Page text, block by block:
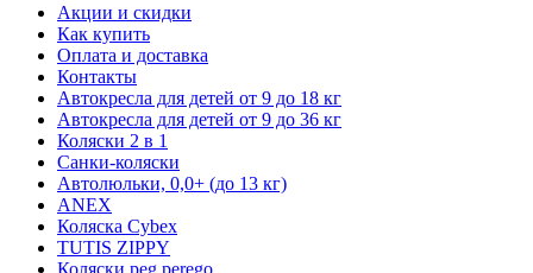
Акции и скидки
Как купить
Оплата и доставка
Контакты
Автокресла для детей от 9 до 18 кг
Автокресла для детей от 9 до 36 кг
Коляски 2 в 1
Санки-коляски
Автолюльки, 0,0+ (до 13 кг)
ANEX
Коляска Cybex
TUTIS ZIPPY
Коляски peg perego